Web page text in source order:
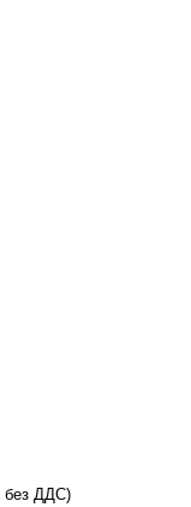
без ДДС)